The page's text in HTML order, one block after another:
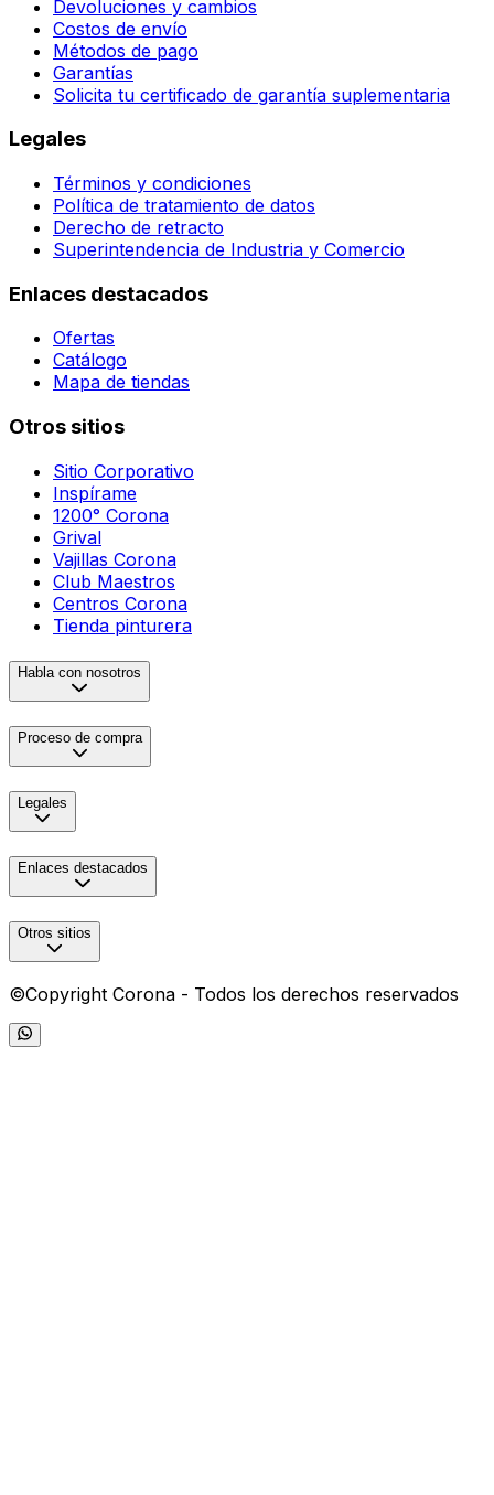
Devoluciones y cambios
Costos de envío
Métodos de pago
Garantías
Solicita tu certificado de garantía suplementaria
Legales
Términos y condiciones
Política de tratamiento de datos
Derecho de retracto
Superintendencia de Industria y Comercio
Enlaces destacados
Ofertas
Catálogo
Mapa de tiendas
Otros sitios
Sitio Corporativo
Inspírame
1200° Corona
Grival
Vajillas Corona
Club Maestros
Centros Corona
Tienda pinturera
Habla con nosotros
Proceso de compra
Legales
Enlaces destacados
Otros sitios
©Copyright Corona - Todos los derechos reservados